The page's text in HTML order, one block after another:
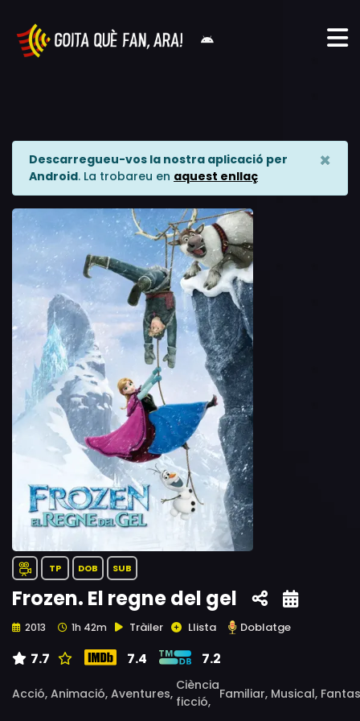
Descarregueu-vos la nostra aplicació per
Android. La trobareu en aquest enllaç
×
TP DOB SUB
Frozen. El regne del gel
2013 1h 42m Tràiler Llista Doblatge
7.7 7.4 7.2
Acció, Animació, Aventures,
Ciència
ficció,
Familiar, Musical,